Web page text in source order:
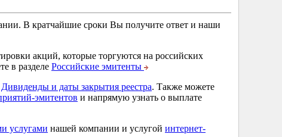
В кратчайшие сроки Вы получите ответ и наши
акций, которые торгуются на российских
в разделе Российские эмитенты
Дивиденды и даты закрытия реестра. Также можете
эмитентов и напрямую узнать о выплате
услугами нашей компании и услугой интернет-